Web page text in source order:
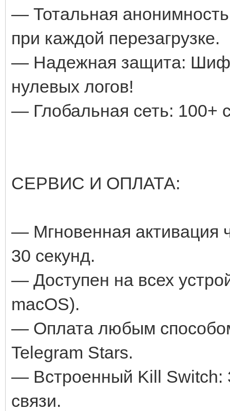
— Тотальная
при каждой перезагрузке.
— Надежная защита:
нулевых логов!
— Глобальная сеть: 100+
СЕРВИС И ОПЛАТА:
— Мгновенная активация
30 секунд.
— Доступен на всех
macOS).
— Оплата любым
Telegram Stars.
— Встроенный Kill Switch:
связи.